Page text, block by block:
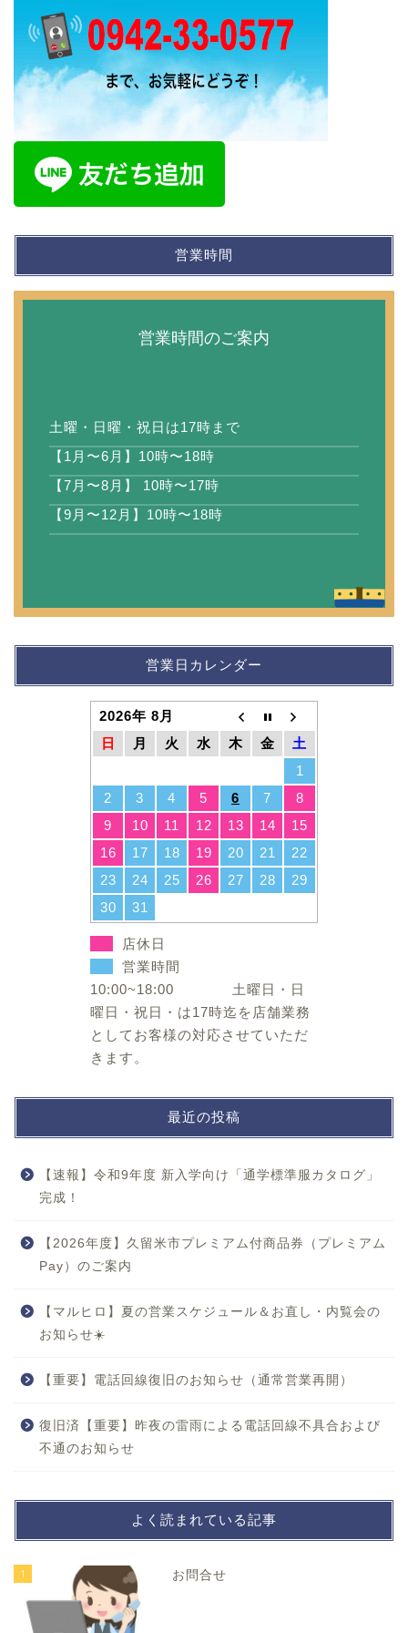
営業時間
営業時間のご案内
土曜・日曜・祝日は17時まで
【1月〜6月】10時〜18時
【7月〜8月】 10時〜17時
【9月〜12月】10時〜18時
営業日カレンダー
2026年 8月
日
月 火 水 木 金
土
1
2
3 4 5 6 7
8
9
10 11 12 13 14
15
16
17 18 19 20 21
22
23
24 25 26 27 28
29
30
31
店休日
営業時間
10:00~18:00 土曜日・日
曜日・祝日・は17時迄を店舗業務
としてお客様の対応させていただ
きます。
最近の投稿
【速報】令和9年度 新入学向け「通学標準服カタログ」
完成！
【2026年度】久留米市プレミアム付商品券（プレミアム
Pay）のご案内
【マルヒロ】夏の営業スケジュール＆お直し・内覧会の
お知らせ☀️
【重要】電話回線復旧のお知らせ（通常営業再開）
復旧済【重要】昨夜の雷雨による電話回線不具合および
不通のお知らせ
よく読まれている記事
1 お問合せ